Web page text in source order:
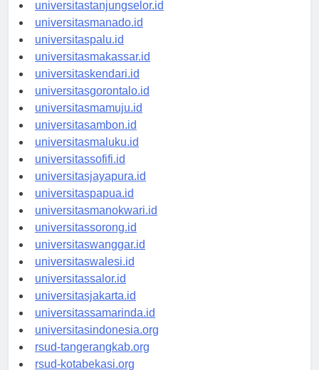
universitastanjungselor.id
universitasmanado.id
universitaspalu.id
universitasmakassar.id
universitaskendari.id
universitasgorontalo.id
universitasmamuju.id
universitasambon.id
universitasmaluku.id
universitassofifi.id
universitasjayapura.id
universitaspapua.id
universitasmanokwari.id
universitassorong.id
universitaswanggar.id
universitaswalesi.id
universitassalor.id
universitasjakarta.id
universitassamarinda.id
universitasindonesia.org
rsud-tangerangkab.org